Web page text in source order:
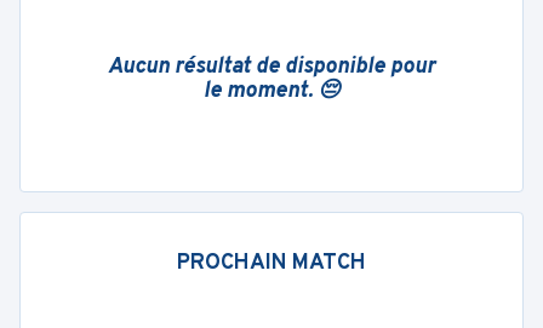
Aucun résultat de disponible pour
le moment. 😔
PROCHAIN MATCH